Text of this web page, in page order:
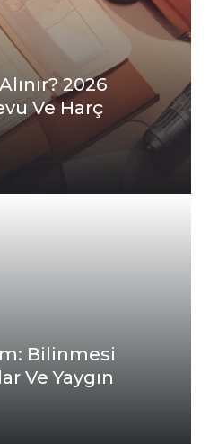
2026
Ve Harç
Bilinmesi
Ve Yaygın